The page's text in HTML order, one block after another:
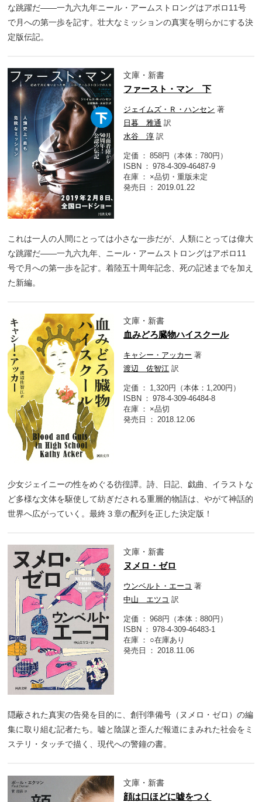
な跳躍だ――一九六九年ニール・アームストロングはアポロ11号
で月への第一歩を記す。壮大なミッションの真実を明らかにする決
定版伝記。
文庫・新書
ファースト・マン 下
ジェイムズ・Ｒ・ハンセン 著
日暮 雅通 訳
水谷 淳 訳
定価
858円（本体：780円）
ISBN
978-4-309-46487-9
在庫
×品切・重版未定
発売日
2019.01.22
これは一人の人間にとっては小さな一歩だが、人類にとっては偉大
な跳躍だ――一九六九年、ニール・アームストロングはアポロ11
号で月への第一歩を記す。着陸五十周年記念、死の記述までを加え
た新編。
文庫・新書
血みどろ臓物ハイスクール
キャシー・アッカー 著
渡辺 佐智江 訳
定価
1,320円（本体：1,200円）
ISBN
978-4-309-46484-8
在庫
×品切
発売日
2018.12.06
少女ジェイニーの性をめぐる彷徨譚。詩、日記、戯曲、イラストな
ど多様な文体を駆使して紡ぎだされる重層的物語は、やがて神話的
世界へ広がっていく。最終３章の配列を正した決定版！
文庫・新書
ヌメロ・ゼロ
ウンベルト・エーコ 著
中山 エツコ 訳
定価
968円（本体：880円）
ISBN
978-4-309-46483-1
在庫
○在庫あり
発売日
2018.11.06
隠蔽された真実の告発を目的に、創刊準備号（ヌメロ・ゼロ）の編
集に取り組む記者たち。嘘と陰謀と歪んだ報道にまみれた社会をミ
ステリ・タッチで描く、現代への警鐘の書。
文庫・新書
顔は口ほどに嘘をつく